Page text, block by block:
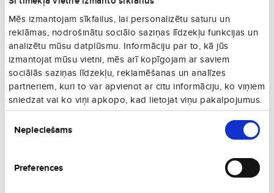
Mēs izmantojam sīkfailus, lai personalizētu saturu un
reklāmas, nodrošinātu sociālo saziņas līdzekļu funkcijas un
analizētu mūsu datplūsmu. Informāciju par to, kā jūs
izmantojat mūsu vietni, mēs arī kopīgojam ar saviem
sociālās saziņas līdzekļu, reklamēšanas un analīzes
partneriem, kuri to var apvienot ar citu informāciju, ko viņiem
sniedzat vai ko viņi apkopo, kad lietojat viņu pakalpojumus.
izvēle
Nepieciešams
Preferences
06. 09., Sv €148
Vienā virzienā
04. 10., Sv
Vienā virzienā
09. 09., T €160
Vienā virzienā
02. 05., Sv €168
Vienā virzienā
€173
Vienā virzienā